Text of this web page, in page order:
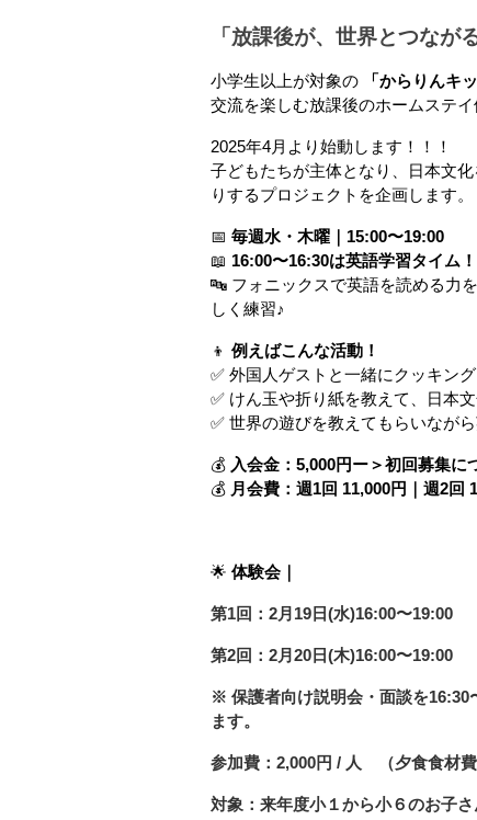
「放課後が、世界とつなが
小学生以上が対象の 「からりんキ
交流を楽しむ放課後のホームステイ
2025年4月より始動します！！！
子どもたちが主体となり、日本文
りするプロジェクトを企画します。
📅 毎週水・木曜｜15:00〜19:00
📖 16:00〜16:30は英語学習タイム！
🔤 フォニックスで英語を読める力
しく練習♪
👦 例えばこんな活動！
✅ 外国人ゲストと一緒にクッキング
✅ けん玉や折り紙を教えて、日本
✅ 世界の遊びを教えてもらいなが
💰 入会金：5,000円ー＞初回募集に
💰 月会費：週1回 11,000円｜週2回
🌟 体験会｜
第1回：2月19日(水)16:00〜19:00
第2回：2月20日(木)16:00〜19:00
※ 保護者向け説明会・面談を16:30
ます。
参加費：2,000円 / 人　（夕食食材
対象：来年度小１から小６のお子さ